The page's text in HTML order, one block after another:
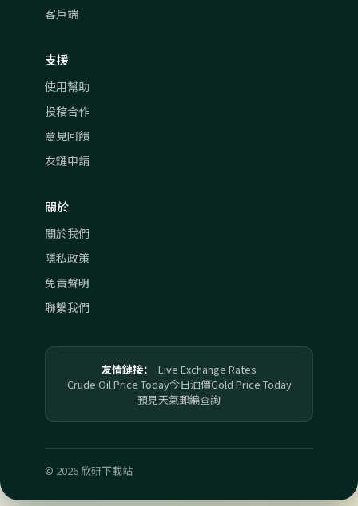
客戶端
支援
使用幫助
投稿合作
意見回饋
友鏈申請
關於
關於我們
隱私政策
免責聲明
聯繫我們
友情鏈接：
Live Exchange Rates
Crude Oil Price Today今日油價Gold Price Today
預見天氣郵編查詢
© 2026 欣研下載站